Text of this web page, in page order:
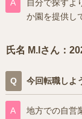
自分で探すよ
か園を提供し
氏名 M.Iさん：
今回転職しよ
地方での自営